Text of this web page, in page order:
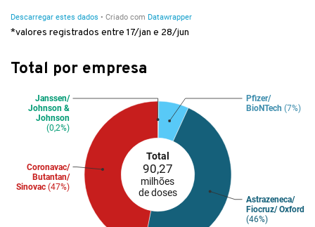
*valores registrados entre 17/jan e 28/jun
Total por empresa